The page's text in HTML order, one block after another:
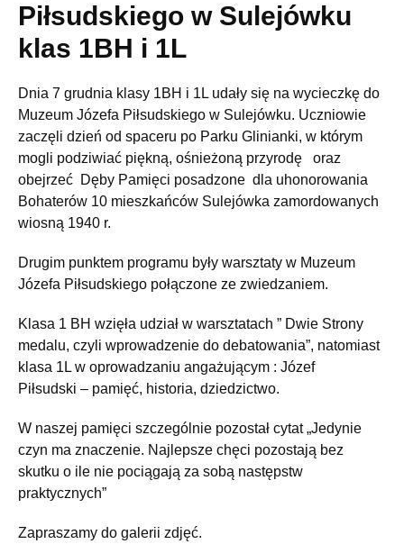
Piłsudskiego w Sulejówku
klas 1BH i 1L
Dnia 7 grudnia klasy 1BH i 1L udały się na wycieczkę do
Muzeum Józefa Piłsudskiego w Sulejówku. Uczniowie
zaczęli dzień od spaceru po Parku Glinianki, w którym
mogli podziwiać piękną, ośnieżoną przyrodę oraz
obejrzeć Dęby Pamięci posadzone dla uhonorowania
Bohaterów 10 mieszkańców Sulejówka zamordowanych
wiosną 1940 r.
Drugim punktem programu były warsztaty w Muzeum
Józefa Piłsudskiego połączone ze zwiedzaniem.
Klasa 1 BH wzięła udział w warsztatach ” Dwie Strony
medalu, czyli wprowadzenie do debatowania”, natomiast
klasa 1L w oprowadzaniu angażującym : Józef
Piłsudski – pamięć, historia, dziedzictwo.
W naszej pamięci szczególnie pozostał cytat „Jedynie
czyn ma znaczenie. Najlepsze chęci pozostają bez
skutku o ile nie pociągają za sobą następstw
praktycznych”
Zapraszamy do galerii zdjęć.